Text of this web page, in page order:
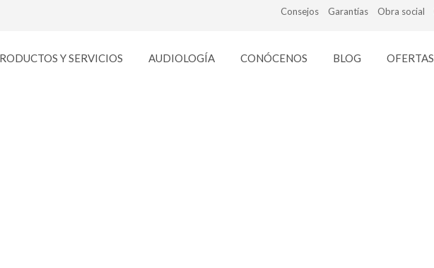
Consejos Garantías Obra social
Y SERVICIOS AUDIOLOGÍA CONÓCENOS BLOG OFERTAS